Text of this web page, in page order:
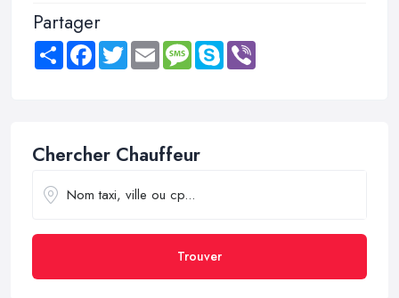
Partager
Share FacebookTwitter Email MessageSkype
Chercher Chauffeur
Trouver